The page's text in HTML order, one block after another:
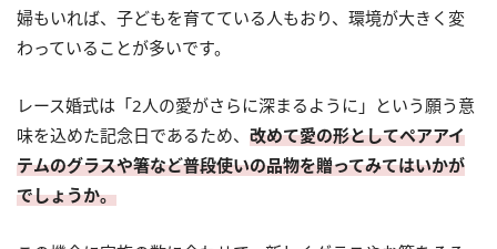
婦もいれば、子どもを育てている人もおり、環境が大きく変
わっていることが多いです。
レース婚式は「2人の愛がさらに深まるように」という願う意
味を込めた記念日であるため、 改めて愛の形としてペアアイ
テムのグラスや箸など普段使いの品物を贈ってみてはいかが
でしょうか。